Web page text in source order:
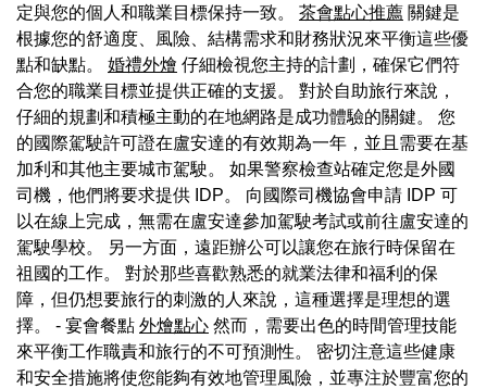
定與您的個人和職業目標保持一致。 茶會點心推薦 關鍵是
根據您的舒適度、風險、結構需求和財務狀況來平衡這些優
點和缺點。 婚禮外燴 仔細檢視您主持的計劃，確保它們符
合您的職業目標並提供正確的支援。 對於自助旅行來說，
仔細的規劃和積極主動的在地網路是成功體驗的關鍵。 您
的國際駕駛許可證在盧安達的有效期為一年，並且需要在基
加利和其他主要城市駕駛。 如果警察檢查站確定您是外國
司機，他們將要求提供 IDP。 向國際司機協會申請 IDP 可
以在線上完成，無需在盧安達參加駕駛考試或前往盧安達的
駕駛學校。 另一方面，遠距辦公可以讓您在旅行時保留在
祖國的工作。 對於那些喜歡熟悉的就業法律和福利的保
障，但仍想要旅行的刺激的人來說，這種選擇是理想的選
擇。 - 宴會餐點 外燴點心 然而，需要出色的時間管理技能
來平衡工作職責和旅行的不可預測性。 密切注意這些健康
和安全措施將使您能夠有效地管理風險，並專注於豐富您的